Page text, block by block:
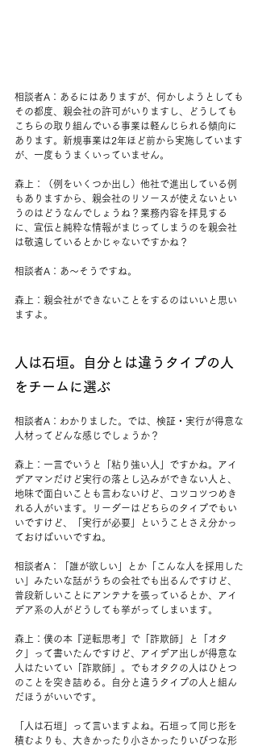
相談者A：あるにはありますが、何かしようとしても
その都度、親会社の許可がいりますし、どうしても
こちらの取り組んでいる事業は軽んじられる傾向に
あります。新規事業は2年ほど前から実施しています
が、一度もうまくいっていません。
森上：（例をいくつか出し）他社で進出している例
もありますから、親会社のリソースが使えないとい
うのはどうなんでしょうね？業務内容を拝見する
に、宣伝と純粋な情報がまじってしまうのを親会社
は敬遠しているとかじゃないですかね？
相談者A：あ〜そうですね。
森上：親会社ができないことをするのはいいと思い
ますよ。
人は石垣。自分とは違うタイプの人
をチームに選ぶ
相談者A：わかりました。では、検証・実行が得意な
人材ってどんな感じでしょうか？
森上：一言でいうと「粘り強い人」ですかね。アイ
デアマンだけど実行の落とし込みができない人と、
地味で面白いことも言わないけど、コツコツつめき
れる人がいます。リーダーはどちらのタイプでもい
いですけど、「実行が必要」ということさえ分かっ
ておけばいいですね。
相談者A：「誰が欲しい」とか「こんな人を採用した
い」みたいな話がうちの会社でも出るんですけど、
普段新しいことにアンテナを張っているとか、アイ
デア系の人がどうしても挙がってしまいます。
森上：僕の本『逆転思考』で「詐欺師」と「オタ
ク」って書いたんですけど、アイデア出しが得意な
人はたいてい「詐欺師」。でもオタクの人はひとつ
のことを突き詰める。自分と違うタイプの人と組ん
だほうがいいです。
「人は石垣」って言いますよね。石垣って同じ形を
積むよりも、大きかったり小さかったりいびつな形